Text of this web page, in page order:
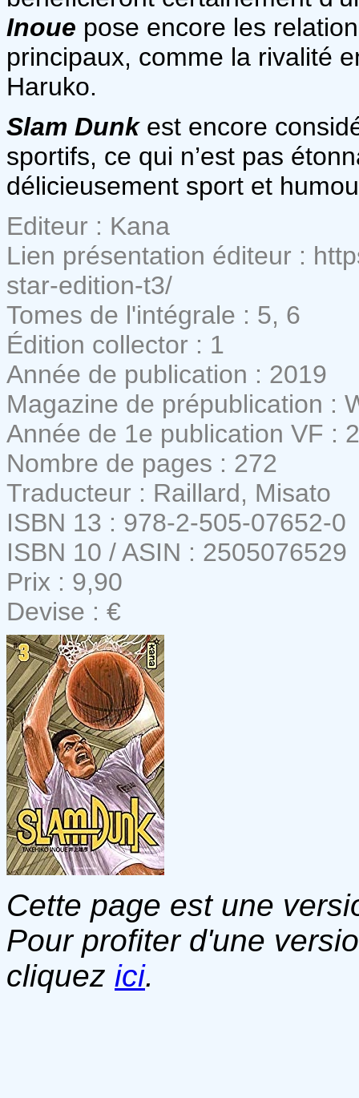
Inoue pose encore les
principaux, comme la rivalité
Haruko.
Slam Dunk est encore
sportifs, ce qui n’est pas
délicieusement sport et
Editeur : Kana
Lien présentation éditeur :
star-edition-t3/
Tomes de l'intégrale : 5, 6
Édition collector : 1
Année de publication : 2019
Magazine de prépublication :
Année de 1e publication VF :
Nombre de pages : 272
Traducteur : Raillard, Misato
ISBN 13 : 978-2-505-07652-0
ISBN 10 / ASIN : 2505076529
Prix : 9,90
Devise : €
Cette page est une
Pour profiter d'une
cliquez ici.